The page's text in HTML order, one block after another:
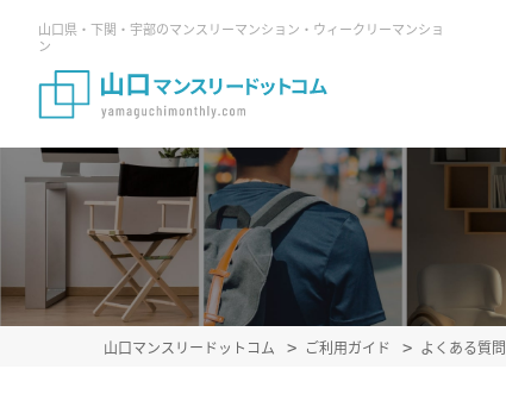
山口県・下関・宇部のマンスリーマンション・ウィークリーマンショ
ン
山口マンスリードットコム ご利用ガイド よくある質問